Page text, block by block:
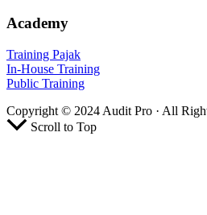
Academy
Training Pajak
In-House Training
Public Training
Copyright © 2024 Audit Pro · All
Scroll to Top